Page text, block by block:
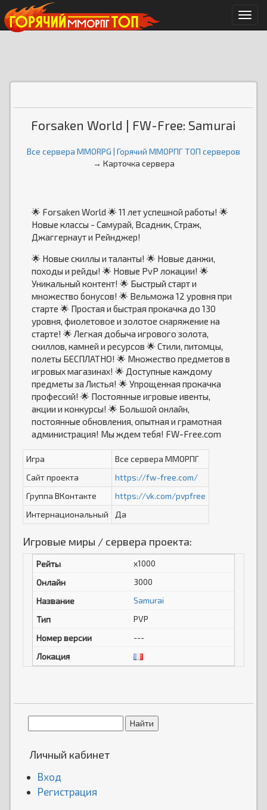
Меню
Forsaken World | FW-Free: Samurai
Все сервера MMORPG | Горячий ММОРПГ ТОП серверов
→ Карточка сервера
🌟 Forsaken World 🌟 11 лет успешной работы! 🌟
Новые классы - Самурай, Всадник, Страж,
Джаггернаут и Рейнджер!
🌟 Новые скиллы и таланты! 🌟 Новые данжи,
походы и рейды! 🌟 Новые PvP локации! 🌟
Уникальный контент! 🌟 Быстрый старт и
множество бонусов! 🌟 Вельможа 12 уровня при
старте 🌟 Простая и быстрая прокачка до 130
уровня, фиолетовое и золотое снаряжение на
старте! 🌟 Легкая добыча игрового золота,
скиллов, камней и ресурсов 🌟 Стили, питомцы,
полеты БЕСПЛАТНО! 🌟 Множество предметов в
игровых магазинах! 🌟 Доступные каждому
предметы за Листья! 🌟 Упрощенная прокачка
профессий! 🌟 Постоянные игровые ивенты,
акции и конкурсы! 🌟 Большой онлайн,
постоянные обновления, опытная и грамотная
администрация! Мы ждем тебя! FW-Free.com
Игра
Все сервера ММОРПГ
Сайт проекта
https://fw-free.com/
Группа ВКонтакте
https://vk.com/pvpfree
Интернациональный
Да
Игровые миры / сервера проекта:
x1000
3000
Samurai
PVP
---
Личный кабинет
Вход
Регистрация